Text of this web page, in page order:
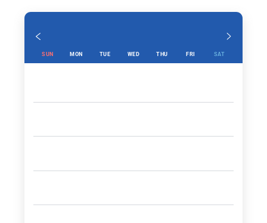
SUN MON TUE WED THU FRI SAT